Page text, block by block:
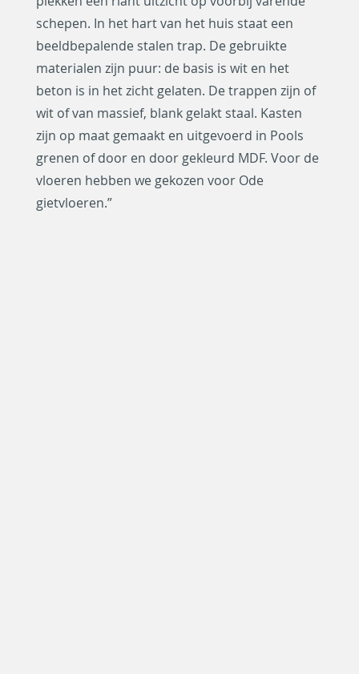
schepen. In het hart van het huis staat een
beeldbepalende stalen trap. De gebruikte
materialen zijn puur: de basis is wit en het
beton is in het zicht gelaten. De trappen zijn of
wit of van massief, blank gelakt staal. Kasten
zijn op maat gemaakt en uitgevoerd in Pools
grenen of door en door gekleurd MDF. Voor de
vloeren hebben we gekozen voor Ode
gietvloeren.”